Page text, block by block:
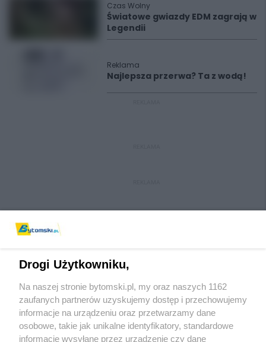
Czas Wolny
Światowe gwiazdy EDM zagrają w
Legendii
Reklama
Najlepsza przerwa? Ta z wodą!
Wydawca mediów lokalnych
Drogi Użytkowniku,
Na naszej stronie bytomski.pl, my oraz naszych 1162
zaufanych partnerów uzyskujemy dostęp i przechowujemy
informacje na urządzeniu oraz przetwarzamy dane
osobowe, takie jak unikalne identyfikatory, standardowe
informacje wysyłane przez urządzenie czy dane